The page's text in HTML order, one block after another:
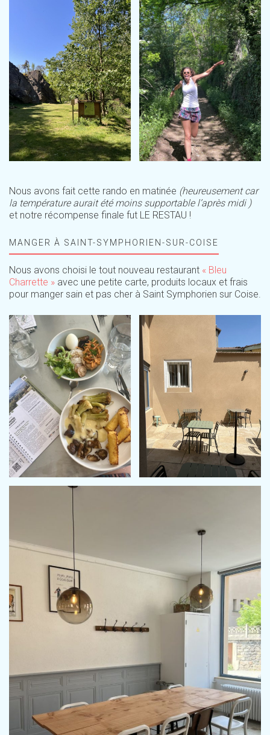
Nous avons fait cette rando en matinée (heureusement car
la température aurait été moins supportable l’après midi )
et notre récompense finale fut LE RESTAU !
MANGER À SAINT-SYMPHORIEN-SUR-COISE
Nous avons choisi le tout nouveau restaurant « Bleu
Charrette » avec une petite carte, produits locaux et frais
pour manger sain et pas cher à Saint Symphorien sur Coise.